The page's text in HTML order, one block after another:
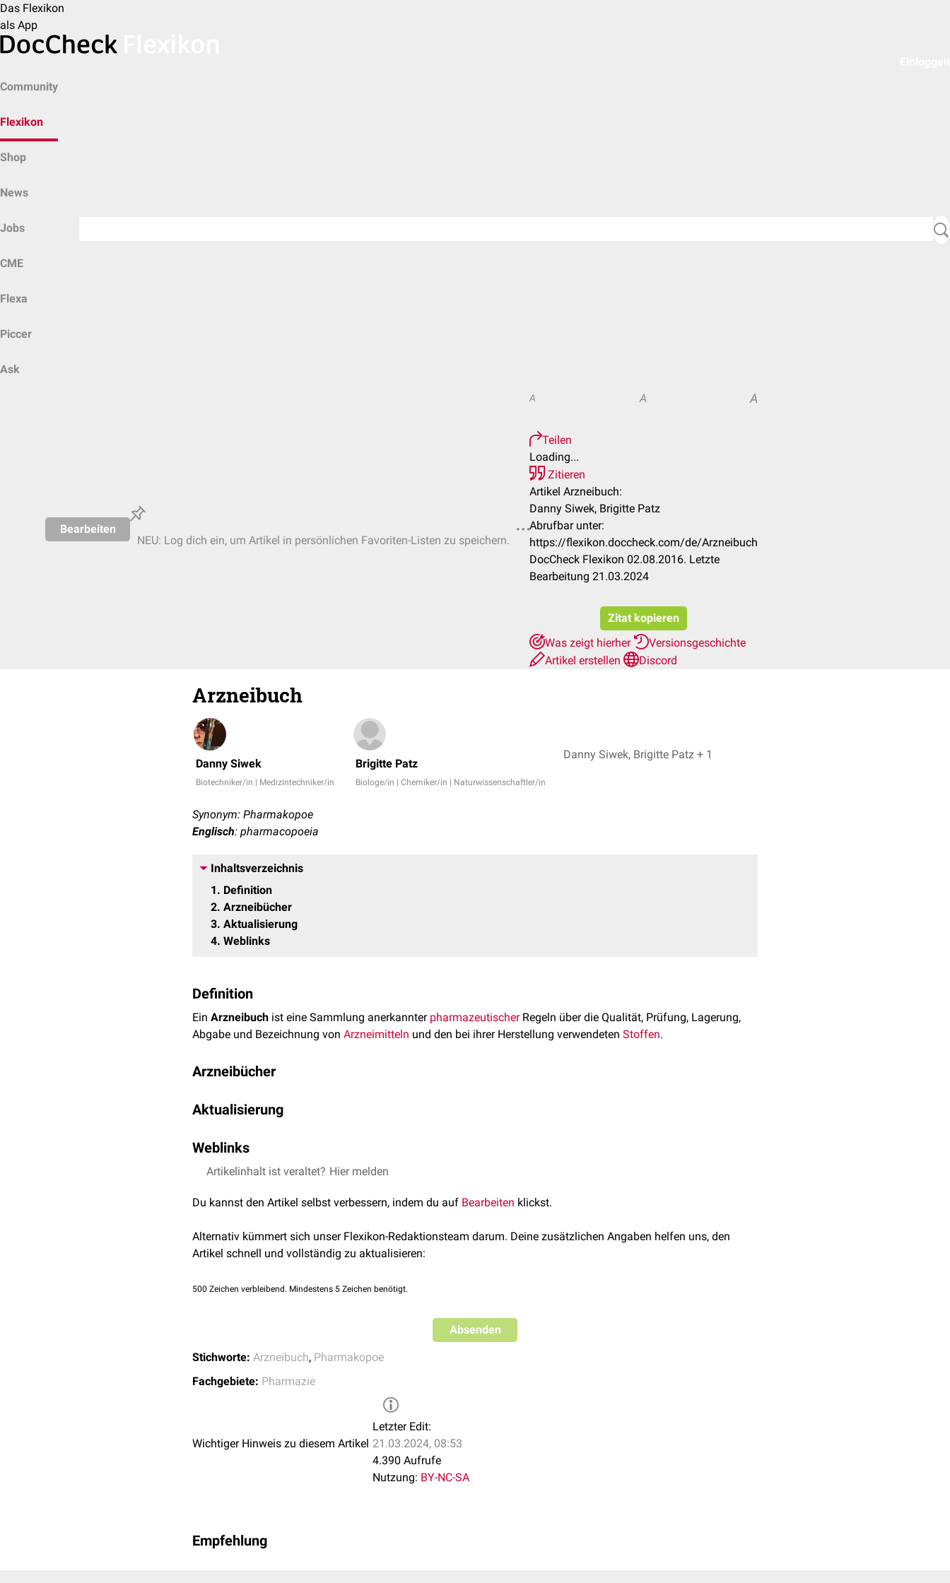
Das Flexikon
als App
Community
Flexikon
Shop
News
Jobs
CME
Flexa
Piccer
Ask
Bearbeiten
NEU: Log dich ein, um Artikel in persönlichen Favoriten-Listen zu speichern.
A A A
Teilen
Loading...
Zitieren
Artikel Arzneibuch:
Danny Siwek, Brigitte Patz
Abrufbar unter:
https://flexikon.doccheck.com/de/Arzneibuch
DocCheck Flexikon 02.08.2016. Letzte
Bearbeitung 21.03.2024
Zitat kopieren
Was zeigt hierher
Versionsgeschichte
Artikel erstellen
Discord
Arzneibuch
Danny Siwek
Biotechniker/in | Medizintechniker/in
Brigitte Patz
Biologe/in | Chemiker/in | Naturwissenschaftler/in
Danny Siwek, Brigitte Patz + 1
Synonym: Pharmakopoe
Englisch: pharmacopoeia
Inhaltsverzeichnis
1
Definition
2 Arzneibücher
3 Aktualisierung
4 Weblinks
Definition
Ein Arzneibuch ist eine Sammlung anerkannter pharmazeutischerRegeln über die Qualität, Prüfung, Lagerung,
Abgabe und Bezeichnung von Arzneimitteln und den bei ihrer Herstellung verwendeten Stoffen.
Arzneibücher
Deutsches Arzneibuch
Europäisches Arzneibuch
Weist das Europäische Arzneibuch im Bezug auf einen bestimmten Kontext keine Regeln auf, kann auf ein
Arzneibuch eines Drittstaats (z.B. United States Pharmacopeia) herangezogen werden.
Aktualisierung
elektronisch im
Weblinks
§55 Arzneimittelgesetz
abgerufen am 2.08.16
Artikelinhalt ist veraltet? Hier melden
Du kannst den Artikel selbst verbessern, indem du auf Bearbeiten klickst.
Alternativ kümmert sich unser Flexikon-Redaktionsteam darum. Deine zusätzlichen Angaben helfen uns, den
Artikel schnell und vollständig zu aktualisieren:
500 Zeichen verbleibend. Mindestens 5 Zeichen benötigt.
Absenden
Stichworte: Arzneibuch, Pharmakopoe
Fachgebiete: Pharmazie
Wichtiger Hinweis zu diesem Artikel
Letzter Edit:
21.03.2024, 08:53
4.390 Aufrufe
Nutzung: BY-NC-SA
Empfehlung